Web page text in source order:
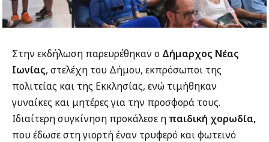
Στην εκδήλωση παρευρέθηκαν ο Δήμαρχος Νέας
Ιωνίας, στελέχη του Δήμου, εκπρόσωποι της
πολιτείας και της Εκκλησίας, ενώ τιμήθηκαν
γυναίκες και μητέρες για την προσφορά τους.
Ιδιαίτερη συγκίνηση προκάλεσε η παιδική χορωδία,
που έδωσε στη γιορτή έναν τρυφερό και φωτεινό